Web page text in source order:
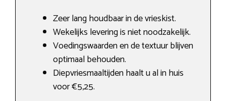
Zeer lang houdbaar in de vrieskist.
Wekelijks levering is niet noodzakelijk.
Voedingswaarden en de textuur blijven
optimaal behouden.
Diepvriesmaaltijden haalt u al in huis
voor €5,25.